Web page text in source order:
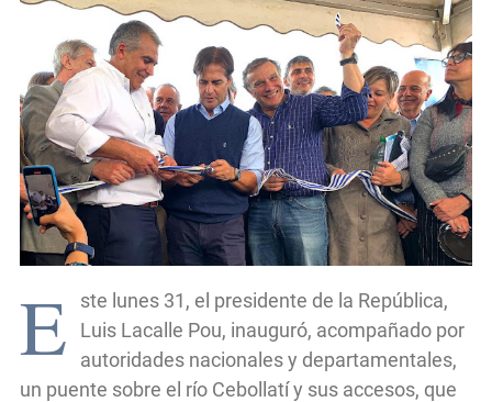
E
ste lunes 31, el presidente de la República,
Luis Lacalle Pou, inauguró, acompañado por
autoridades nacionales y departamentales,
un puente sobre el río Cebollatí y sus accesos, que